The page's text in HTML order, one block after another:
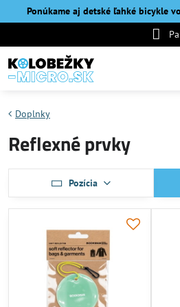
Ponúkame aj detské ľahké bicykle
Doplnky
Reflexné prvky
Pozícia